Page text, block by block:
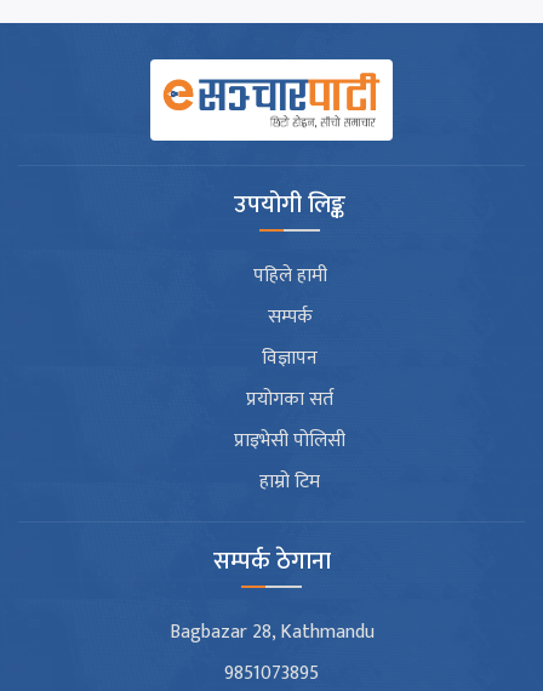
उपयोगी लिङ्क
पहिले हामी
सम्पर्क
विज्ञापन
प्रयोगका सर्त
प्राइभेसी पोलिसी
हाम्रो टिम
सम्पर्क ठेगाना
Bagbazar 28, Kathmandu
9851073895